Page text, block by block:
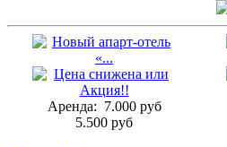
Аренда: 7.000 руб
5.500 руб